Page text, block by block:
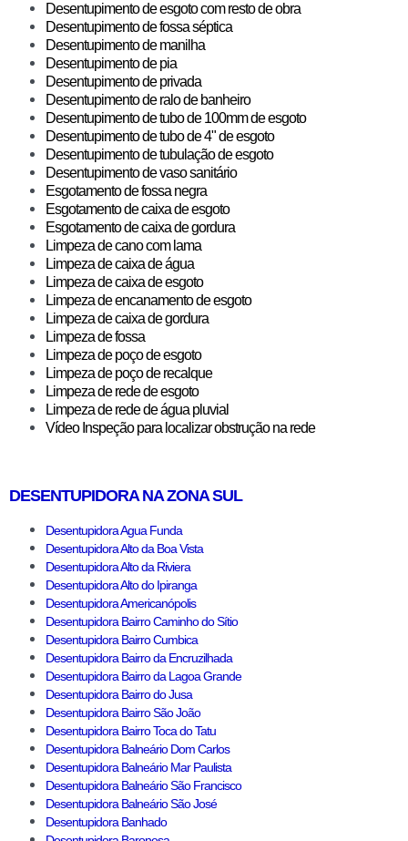
Desentupimento de esgoto com resto de obra
Desentupimento de fossa séptica
Desentupimento de manilha
Desentupimento de pia
Desentupimento de privada
Desentupimento de ralo de banheiro
Desentupimento de tubo de 100mm de esgoto
Desentupimento de tubo de 4" de esgoto
Desentupimento de tubulação de esgoto
Desentupimento de vaso sanitário
Esgotamento de fossa negra
Esgotamento de caixa de esgoto
Esgotamento de caixa de gordura
Limpeza de cano com lama
Limpeza de caixa de água
Limpeza de caixa de esgoto
Limpeza de encanamento de esgoto
Limpeza de caixa de gordura
Limpeza de fossa
Limpeza de poço de esgoto
Limpeza de poço de recalque
Limpeza de rede de esgoto
Limpeza de rede de água pluvial
Vídeo Inspeção para localizar obstrução na rede
DESENTUPIDORA NA ZONA SUL
Desentupidora Agua Funda
Desentupidora Alto da Boa Vista
Desentupidora Alto da Riviera
Desentupidora Alto do Ipiranga
Desentupidora Americanópolis
Desentupidora Bairro Caminho do Sítio
Desentupidora Bairro Cumbica
Desentupidora Bairro da Encruzilhada
Desentupidora Bairro da Lagoa Grande
Desentupidora Bairro do Jusa
Desentupidora Bairro São João
Desentupidora Bairro Toca do Tatu
Desentupidora Balneário Dom Carlos
Desentupidora Balneário Mar Paulista
Desentupidora Balneário São Francisco
Desentupidora Balneário São José
Desentupidora Banhado